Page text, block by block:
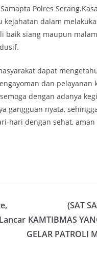
Polres
kejahatan dalam
siang maupun
dapat
dan pelayanan
dengan adanya
gangguan nyata,
hari dengan sehat, aman
(SAT
KAMTIBMAS
GELAR PATROLI